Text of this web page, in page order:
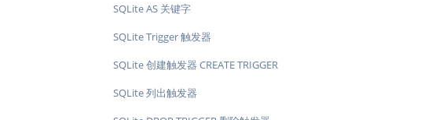
SQLite AS 关键字
SQLite Trigger 触发器
SQLite 创建触发器 CREATE TRIGGER
SQLite 列出触发器